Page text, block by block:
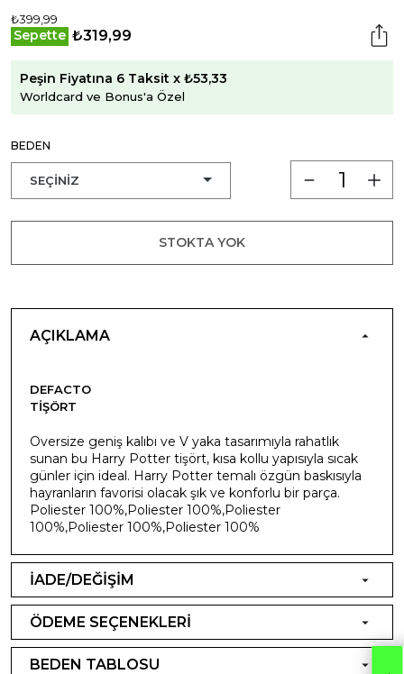
₺399,99
Sepette ₺319,99
Peşin Fiyatına 6 Taksit x ₺53,33
Worldcard ve Bonus'a Özel
BEDEN
STOKTA YOK
AÇIKLAMA
DEFACTO
TIŞÖRT
Oversize geniş kalıbı ve V yaka tasarımıyla rahatlık
sunan bu Harry Potter tişört, kısa kollu yapısıyla sıcak
günler için ideal. Harry Potter temalı özgün baskısıyla
hayranların favorisi olacak şık ve konforlu bir parça.
Poliester 100%,Poliester 100%,Poliester
100%,Poliester 100%,Poliester 100%
İADE/DEĞİŞİM
ÖDEME SEÇENEKLERİ
BEDEN TABLOSU